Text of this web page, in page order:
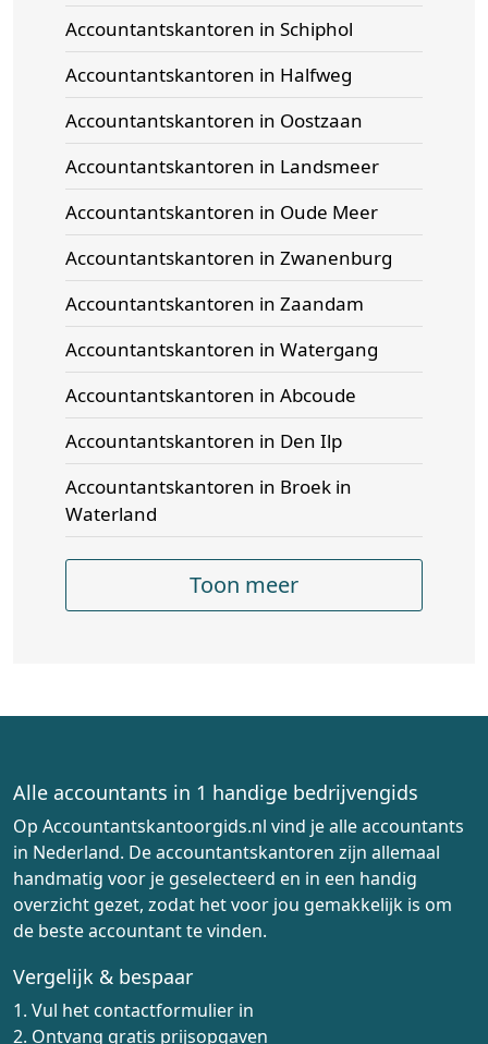
Accountantskantoren in Schiphol
Accountantskantoren in Halfweg
Accountantskantoren in Oostzaan
Accountantskantoren in Landsmeer
Accountantskantoren in Oude Meer
Accountantskantoren in Zwanenburg
Accountantskantoren in Zaandam
Accountantskantoren in Watergang
Accountantskantoren in Abcoude
Accountantskantoren in Den Ilp
Accountantskantoren in Broek in
Waterland
Toon meer
Alle accountants in 1 handige bedrijvengids
Op Accountantskantoorgids.nl vind je alle accountants
in Nederland. De accountantskantoren zijn allemaal
handmatig voor je geselecteerd en in een handig
overzicht gezet, zodat het voor jou gemakkelijk is om
de beste accountant te vinden.
Vergelijk & bespaar
1. Vul het contactformulier in
2. Ontvang gratis prijsopgaven